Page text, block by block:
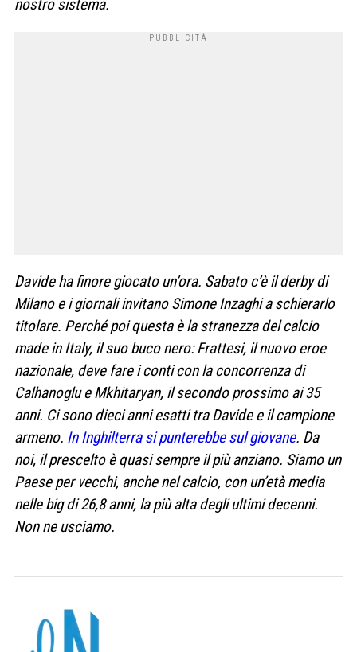
nostro sistema.
Davide ha finore giocato un’ora. Sabato c’è il derby di
Milano e i giornali invitano Simone Inzaghi a schierarlo
titolare. Perché poi questa è la stranezza del calcio
made in Italy, il suo buco nero: Frattesi, il nuovo eroe
nazionale, deve fare i conti con la concorrenza di
Calhanoglu e Mkhitaryan, il secondo prossimo ai 35
anni. Ci sono dieci anni esatti tra Davide e il campione
armeno. In Inghilterra si punterebbe sul giovane. Da
noi, il prescelto è quasi sempre il più anziano. Siamo un
Paese per vecchi, anche nel calcio, con un’età media
nelle big di 26,8 anni, la più alta degli ultimi decenni.
Non ne usciamo.